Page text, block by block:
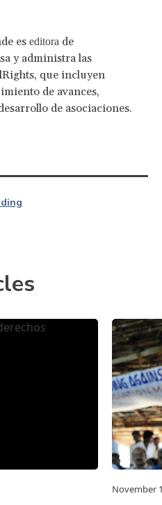
es editora de
y administra las
que incluyen
de avances,
de asociaciones.
November